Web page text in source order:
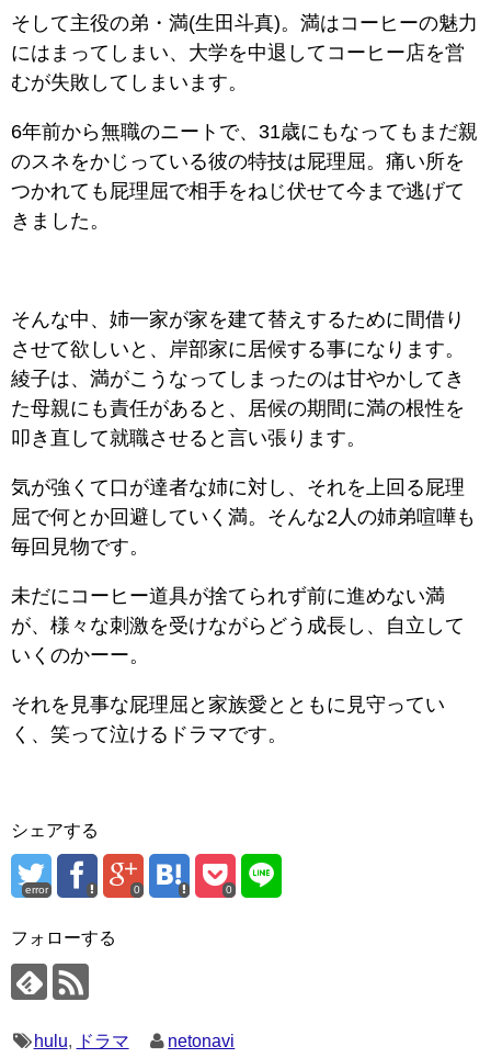
そして主役の弟・満(生田斗真)。満はコーヒーの魅力
にはまってしまい、大学を中退してコーヒー店を営
むが失敗してしまいます。
6年前から無職のニートで、31歳にもなってもまだ親
のスネをかじっている彼の特技は屁理屈。痛い所を
つかれても屁理屈で相手をねじ伏せて今まで逃げて
きました。
そんな中、姉一家が家を建て替えするために間借り
させて欲しいと、岸部家に居候する事になります。
綾子は、満がこうなってしまったのは甘やかしてき
た母親にも責任があると、居候の期間に満の根性を
叩き直して就職させると言い張ります。
気が強くて口が達者な姉に対し、それを上回る屁理
屈で何とか回避していく満。そんな2人の姉弟喧嘩も
毎回見物です。
未だにコーヒー道具が捨てられず前に進めない満
が、様々な刺激を受けながらどう成長し、自立して
いくのかーー。
それを見事な屁理屈と家族愛とともに見守ってい
く、笑って泣けるドラマです。
シェアする
error 0 0
フォローする
hulu, ドラマ netonavi